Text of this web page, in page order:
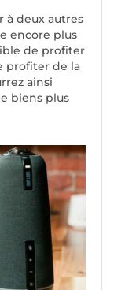
à deux autres
encore plus
de profiter
profiter de la
ainsi
biens plus